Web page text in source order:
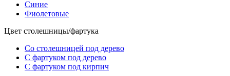
Синие
Фиолетовые
Цвет столешницы/фартука
Со столешницей под дерево
С фартуком под дерево
С фартуком под кирпич